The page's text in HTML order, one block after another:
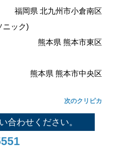
福岡県 北九州市小倉南区
ニック)
熊本県 熊本市東区
熊本県 熊本市中央区
次のクリピカ
合わせください。